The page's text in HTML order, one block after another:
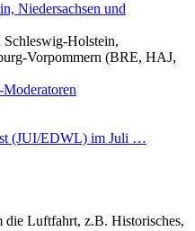
Niedersachsen und
Holstein,
Vorpommern (BRE, HAJ,
(JUI/EDWL) im Juli …
die Luftfahrt, z.B. Historisches,